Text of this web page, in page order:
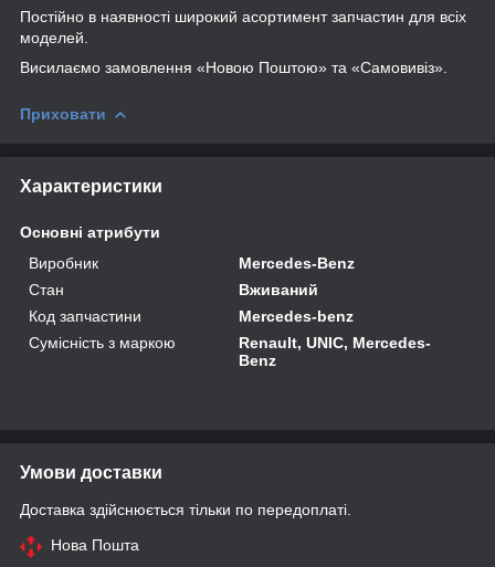
Постійно в наявності широкий асортимент запчастин для всіх
моделей.
Висилаємо замовлення «Новою Поштою» та «Самовивіз».
Приховати
Характеристики
Основні атрибути
Виробник
Mercedes-Benz
Стан
Вживаний
Код запчастини
Mercedes-benz
Сумісність з маркою
Renault, UNIC, Mercedes-
Benz
Умови доставки
Доставка здійснюється тільки по передоплаті.
Нова Пошта